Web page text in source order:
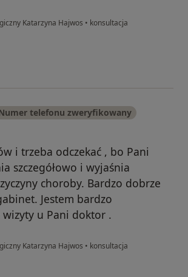
Katarzyna Hajwos • konsultacja
Magdalena
telefonu zweryfikowany
i trzeba odczekać , bo Pani
szczegółowo i wyjaśnia
choroby. Bardzo dobrze
Jestem bardzo
u Pani doktor .
Katarzyna Hajwos • konsultacja